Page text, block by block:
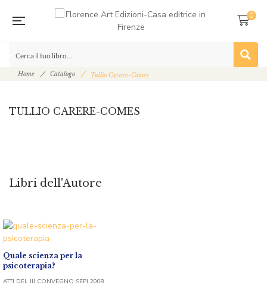
0
Home Catalogo Tullio Carere-Comes
TULLIO CARERE-COMES
Libri dell'Autore
Quale scienza per la
psicoterapia?
ATTI DEL III CONVEGNO SEPI 2008